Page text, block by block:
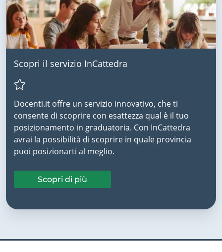
Scopri il servizio InCattedra
Docenti.it offre un servizio innovativo, che ti
consente di scoprire con esattezza qual è il tuo
posizionamento in graduatoria. Con InCattedra
avrai la possibilità di scoprire in quale provincia
puoi posizionarti al meglio.
Scopri di più